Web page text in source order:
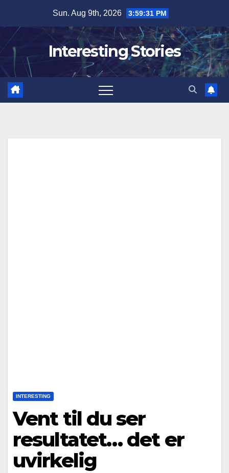
content
Sun. Aug 9th, 2026 3:59:32 PM
Interesting Stories
INTERESTING
Vent til du ser
resultatet… det er
uvirkelig